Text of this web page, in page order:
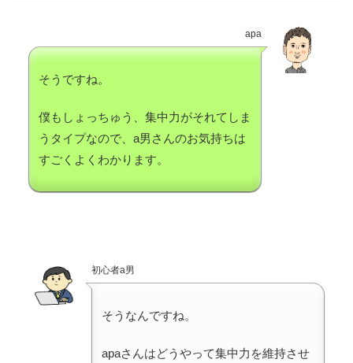
apa
そうですね。
僕もしょっちゅう、集中力がそれてしま
うタイプなので、a男さんのお気持ちは
すごくよくわかります。
初心者a男
そうなんですね。
apaさんはどうやって集中力を維持させ